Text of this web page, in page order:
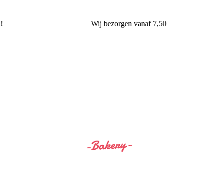
Wij bezorgen vanaf 7,50